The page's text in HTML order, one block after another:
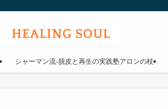
シャーマン流-脱皮と再生の実践塾アロンの杖